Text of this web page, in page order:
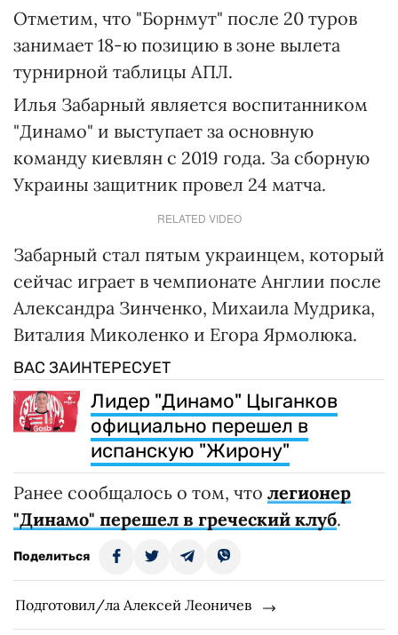
Отметим, что "Борнмут" после 20 туров
занимает 18-ю позицию в зоне вылета
турнирной таблицы АПЛ.
Илья Забарный является воспитанником
"Динамо" и выступает за основную
команду киевлян с 2019 года. За сборную
Украины защитник провел 24 матча.
RELATED VIDEO
Забарный стал пятым украинцем, который
сейчас играет в чемпионате Англии после
Александра Зинченко, Михаила Мудрика,
Виталия Миколенко и Егора Ярмолюка.
ВАС ЗАИНТЕРЕСУЕТ
Лидер "Динамо" Цыганков
официально перешел в
испанскую "Жирону"
Ранее сообщалось о том, что легионер
"Динамо" перешел в греческий клуб.
Поделиться
Подготовил/ла Алексей Леоничев